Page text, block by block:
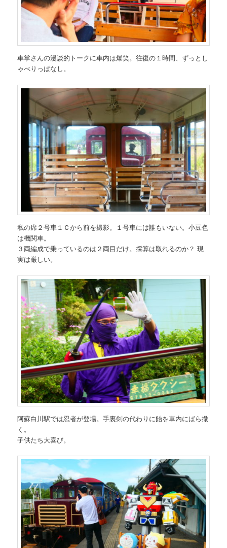
車掌さんの漫談的トークに車内は爆笑。往復の１時間、ずっとし
ゃべりっぱなし。
私の席２号車１Ｃから前を撮影。１号車には誰もいない。小豆色
は機関車。
３両編成で乗っているのは２両目だけ。採算は取れるのか？ 現
実は厳しい。
阿蘇白川駅では忍者が登場。手裏剣の代わりに飴を車内にばら撒
く。
子供たち大喜び。